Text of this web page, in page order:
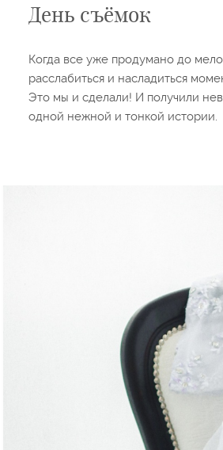
День съёмок
Когда все уже продумано до
расслабиться и насладиться
Это мы и сделали! И получили
одной нежной и тонкой истории.